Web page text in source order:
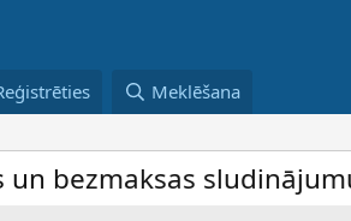
Meklēšana
sludinājumu